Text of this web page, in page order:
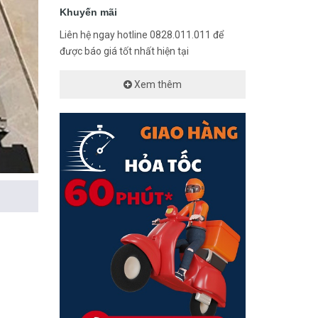
giảm
cho
Khuyến mãi
Liên hệ ngay hotline 0828.011.011 để
được báo giá tốt nhất hiện tại
Xem thêm